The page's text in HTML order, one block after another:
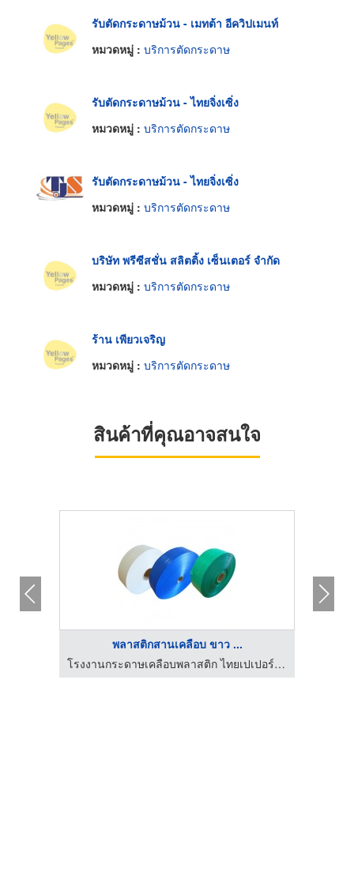
รับตัดกระดาษม้วน - เมทต้า อีควิปเมนท์
หมวดหมู่ : บริการตัดกระดาษ
รับตัดกระดาษม้วน - ไทยจิ่งเซิ่ง
หมวดหมู่ : บริการตัดกระดาษ
รับตัดกระดาษม้วน - ไทยจิ่งเซิ่ง
หมวดหมู่ : บริการตัดกระดาษ
บริษัท พรีซีสชั่น สลิตติ้ง เซ็นเตอร์ จำกัด
หมวดหมู่ : บริการตัดกระดาษ
ร้าน เพียวเจริญ
หมวดหมู่ : บริการตัดกระดาษ
สินค้าที่คุณอาจสนใจ
พลาสติกสานเคลือบ ขาว ...
โรงงานกระดาษเคลือบพลาสติก ไทยเปเปอร์ พลาสแพ็ค